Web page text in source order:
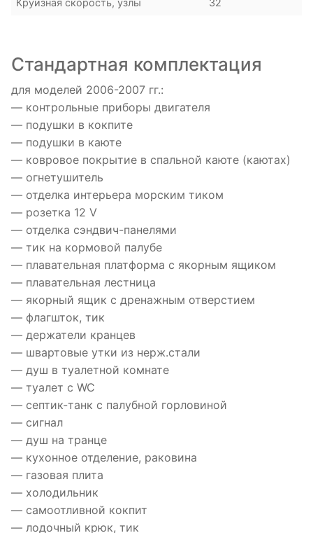
Стандартная комплектация
для моделей 2006-2007 гг.:
— контрольные приборы двигателя
— подушки в кокпите
— подушки в каюте
— ковровое покрытие в спальной каюте (каютах)
— огнетушитель
— отделка интерьера морским тиком
— розетка 12 V
— отделка сэндвич-панелями
— тик на кормовой палубе
— плавательная платформа с якорным ящиком
— плавательная лестница
— якорный ящик с дренажным отверстием
— флагшток, тик
— держатели кранцев
— швартовые утки из нерж.стали
— душ в туалетной комнате
— туалет с WC
— септик-танк с палубной горловиной
— сигнал
— душ на транце
— кухонное отделение, раковина
— газовая плита
— холодильник
— самоотливной кокпит
— лодочный крюк, тик